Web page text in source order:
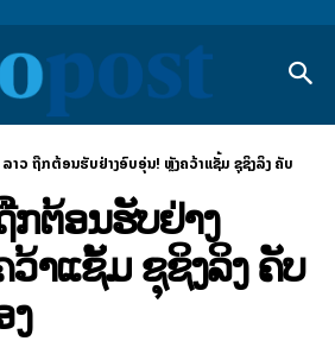
າວ ຖືກຕ້ອນຮັບຢ່າງອົບອຸ່ນ! ຫຼັງຄວ້າແຊັ້ມ ຊຸຊິງລິງ ຄັບ
ກຕ້ອນຮັບຢ່າງ
າແຊັ້ມ ຊຸຊິງລິງ ຄັບ
ງ